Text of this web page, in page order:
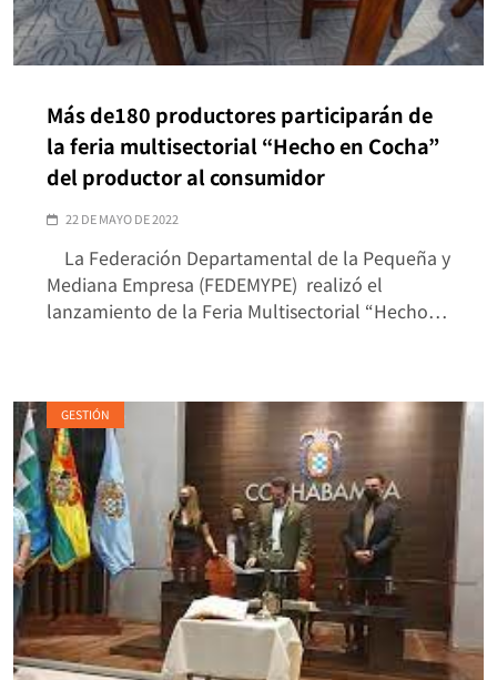
Más de180 productores participarán de
la feria multisectorial “Hecho en Cocha”
del productor al consumidor
22 DE MAYO DE 2022
La Federación Departamental de la Pequeña y
Mediana Empresa (FEDEMYPE) realizó el
lanzamiento de la Feria Multisectorial “Hecho…
GESTIÓN